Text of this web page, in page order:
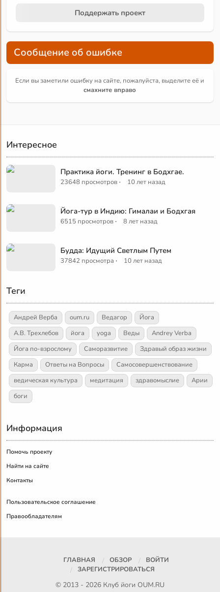
Поддержать проект
Сообщение об ошибке
Если вы заметили ошибку на сайте, пожалуйста, выделите её и
смахните вправо
Интересное
Практика йоги. Тренинг в Бодхгае.
23648 просмотров · 10 лет назад
Йога-тур в Индию: Гималаи и Бодхгая
6515 просмотров · 8 лет назад
Будда: Идущий Светлым Путем
37842 просмотра · 10 лет назад
Теги
Андрей Верба oum.ru Ведагор
Йога
А.В. Трехлебов
йога yoga Веды
Andrey Verba
Йога по-взрослому
Саморазвитие
Здравый образ жизни
Карма
Ответы на Вопросы
Самосовершенствование
ведическая культура
медитация здравомыслие
Арии
боги
Информация
Помочь проекту
Найти на сайте
Контакты
Пользовательское соглашение
Правообладателям
ГЛАВНАЯ ОБЗОР
ВОЙТИ
ЗАРЕГИСТРИРОВАТЬСЯ
© 2013 - 2026 Клуб йоги OUM.RU